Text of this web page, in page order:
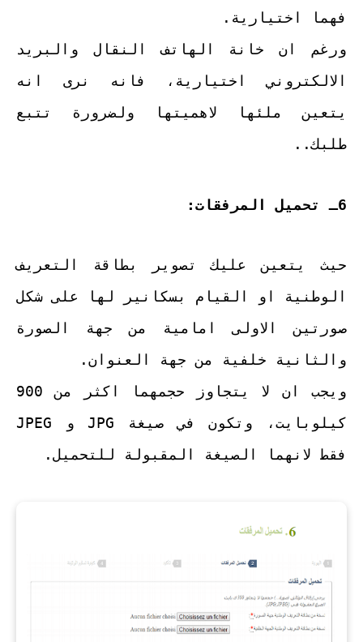
فهما اختيارية.
ورغم ان خانة الهاتف النقال والبريد
الالكتروني اختيارية، فانه نرى انه
يتعين ملئها لاهميتها ولضرورة تتبع
طلبك..
6ـ تحميل المرفقات:
حيث يتعين عليك تصوير بطاقة التعريف
الوطنية او القيام بسكانير لها على شكل
صورتين الاولى امامية من جهة الصورة
والثانية خلفية من جهة العنوان.
ويجب ان لا يتجاوز حجمهما اكثر من 900
كيلوبايت، وتكون في صيغة JPG و JPEG
فقط لانهما الصيغة المقبولة للتحميل.